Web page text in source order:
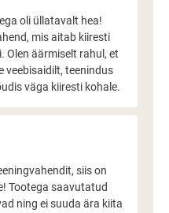
oli üllatavalt hea!
mis aitab kiiresti
äärmiselt rahul, et
veebisaidilt, teenindus
väga kiiresti kohale.
siis on
Tootega saavutatud
ning ei suuda ära kiita